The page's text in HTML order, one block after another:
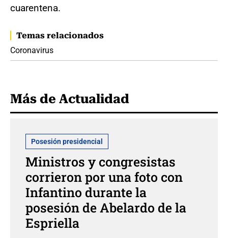
cuarentena.
Temas relacionados
Coronavirus
Más de Actualidad
Posesión presidencial
Ministros y congresistas
corrieron por una foto con
Infantino durante la
posesión de Abelardo de la
Espriella